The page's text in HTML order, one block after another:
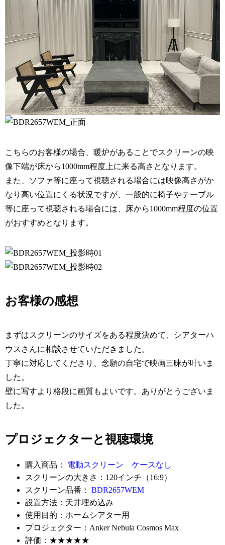
こちらのお客様の場合、暖炉があることでスクリーンの映
像下端が床から1000mm程度上に来る高さとなります。
また、ソファ等に座って視聴される場合には映像高さがか
なり高い位置にくる状況ですが、一般的に椅子やテーブル
等に座って視聴される場合には、床から1000mm程度の位置
がおすすめとなります。
お客様の感想
まずはスクリーンのサイズをある程度決めて、シアターハ
ウスさんに相談させていただきました。
丁寧に対応してくださり、念願の自宅で映画三昧が叶いま
した。
壁に写すより格段に画質もよいです。ありがとうございま
した。
プロジェクターと視聴環境
購入商品： 電動スクリーン ケースなし
スクリーンの大きさ：120インチ（16:9）
スクリーン品番： BDR2657WEM
設置方法：天井埋め込み
使用目的：ホームシアター用
プロジェクター：Anker Nebula Cosmos Max
評価：★★★★★